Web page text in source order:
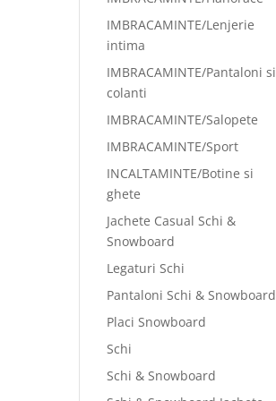
IMBRACAMINTE/Lenjerie
intima
IMBRACAMINTE/Pantaloni si
colanti
IMBRACAMINTE/Salopete
IMBRACAMINTE/Sport
INCALTAMINTE/Botine si
ghete
Jachete Casual Schi &
Snowboard
Legaturi Schi
Pantaloni Schi & Snowboard
Placi Snowboard
Schi
Schi & Snowboard